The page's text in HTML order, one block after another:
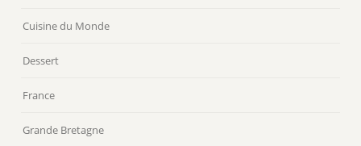
Cuisine du Monde
Dessert
France
Grande Bretagne